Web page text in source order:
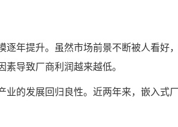
年提升。虽然市场前景不断被人看好
导致厂商利润越来越低。
业的发展回归良性。近两年来，嵌入式